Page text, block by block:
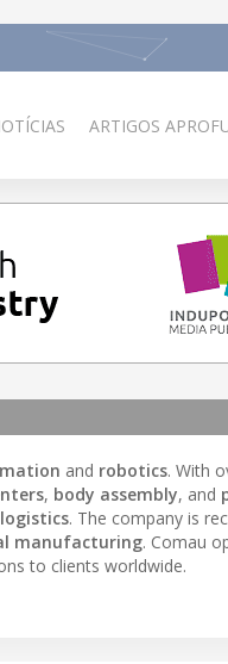
ARTIGOS
and robotics. With
, body assembly, and
logistics. The company is
manufacturing. Comau
to clients worldwide.